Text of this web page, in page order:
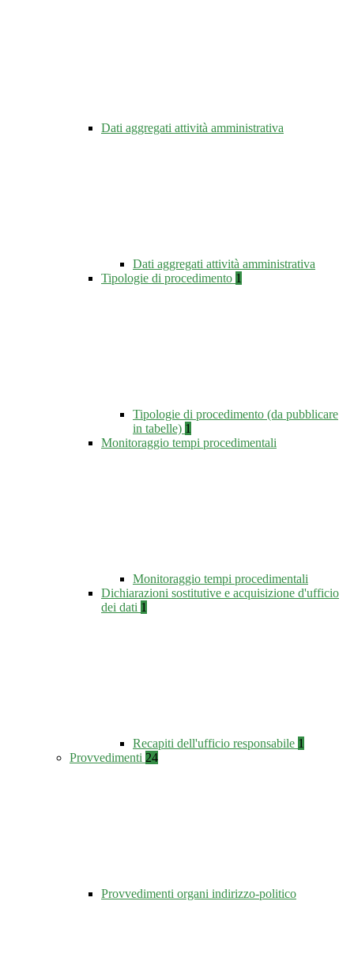
Dati aggregati attività amministrativa
Dati aggregati attività amministrativa
Tipologie di procedimento 1
Tipologie di procedimento (da pubblicare
in tabelle) 1
Monitoraggio tempi procedimentali
Monitoraggio tempi procedimentali
Dichiarazioni sostitutive e acquisizione d'ufficio
dei dati 1
Recapiti dell'ufficio responsabile 1
Provvedimenti 24
Provvedimenti organi indirizzo-politico